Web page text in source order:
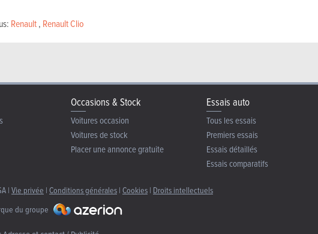
Renault, Renault Clio
Occasions & Stock
Voitures occasion
Voitures de stock
Placer une annonce gratuite
Essais auto
Tous les essais
Premiers essais
Essais détaillés
Essais comparatifs
| Vie privée | Conditions générales | Cookies | Droits intellectuels
du groupe